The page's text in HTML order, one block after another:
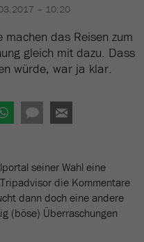
– 10:20
das Reisen zum
gleich mit dazu. Dass
würde, war ja klar.
seiner Wahl eine
die Kommentare
dann doch eine andere
(böse) Überraschungen